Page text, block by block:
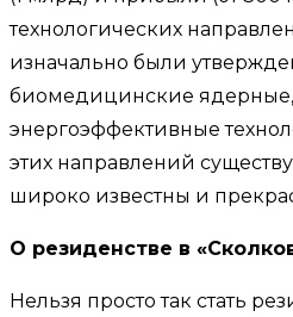
технологических
изначально были
биомедицинские
энергоэффективные
этих направлений
широко известны и
О резиденстве в
Нельзя просто так стать